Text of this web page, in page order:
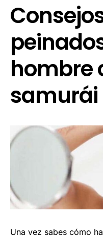
hombre
samurái
Una vez sabes cómo